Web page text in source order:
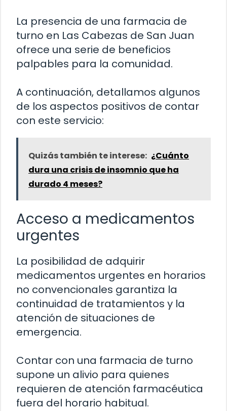
La presencia de una farmacia de
turno en Las Cabezas de San Juan
ofrece una serie de beneficios
palpables para la comunidad.
A continuación, detallamos algunos
de los aspectos positivos de contar
con este servicio:
Quizás también te interese: ¿Cuánto
dura una crisis de insomnio que ha
durado 4 meses?
Acceso a medicamentos
urgentes
La posibilidad de adquirir
medicamentos urgentes en horarios
no convencionales garantiza la
continuidad de tratamientos y la
atención de situaciones de
emergencia.
Contar con una farmacia de turno
supone un alivio para quienes
requieren de atención farmacéutica
fuera del horario habitual.